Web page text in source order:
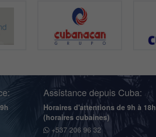
Assistance depuis Cuba:
Horaires d'attentions de 9h à 18h
(horaires cubaines)
+537 206 96 32